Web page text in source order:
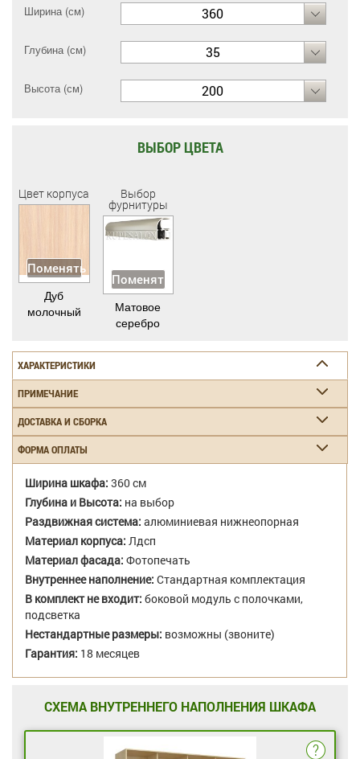
Ширина (см) 360
Глубина (см) 35
Высота (см) 200
ВЫБОР ЦВЕТА
Цвет корпуса
Поменять
Дуб
молочный
Выбор
фурнитуры
Поменять
Матовое
серебро
ХАРАКТЕРИСТИКИ
ПРИМЕЧАНИЕ
ДОСТАВКА И СБОРКА
ФОРМА ОПЛАТЫ
Ширина шкафа: 360 см
Глубина и Высота: на выбор
Раздвижная система: алюминиевая нижнеопорная
Материал корпуса: Лдсп
Материал фасада: Фотопечать
Внутреннее наполнение: Стандартная комплектация
В комплект не входит: боковой модуль с полочками,
подсветка
Нестандартные размеры: возможны (звоните)
Гарантия: 18 месяцев
СХЕМА ВНУТРЕННЕГО НАПОЛНЕНИЯ ШКАФА